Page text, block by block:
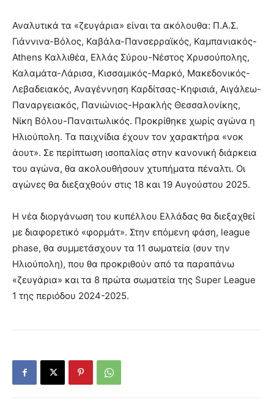
Αναλυτικά τα «ζευγάρια» είναι τα ακόλουθα: Π.Α.Σ.
Γιάννινα-Βόλος, Καβάλα-Πανσερραϊκός, Καμπανιακός-
Athens Καλλιθέα, Ελλάς Σύρου-Νέστος Χρυσούπολης,
Καλαμάτα-Λάρισα, Κισσαμικός-Μαρκό, Μακεδονικός-
Λεβαδειακός, Αναγέννηση Καρδίτσας-Κηφισιά, Αιγάλεω-
Παναργειακός, Πανιώνιος-Ηρακλής Θεσσαλονίκης,
Νίκη Βόλου-Παναιτωλικός. Προκρίθηκε χωρίς αγώνα η
Ηλιούπολη. Τα παιχνίδια έχουν τον χαρακτήρα «νοκ
άουτ». Σε περίπτωση ισοπαλίας στην κανονική διάρκεια
του αγώνα, θα ακολουθήσουν χτυπήματα πέναλτι. Οι
αγώνες θα διεξαχθούν στις 18 και 19 Αυγούστου 2025.
Η νέα διοργάνωση του κυπέλλου Ελλάδας θα διεξαχθεί
με διαφορετικό «φορμάτ». Στην επόμενη φάση, league
phase, θα συμμετάσχουν τα 11 σωματεία (συν την
Ηλιούπολη), που θα προκριθούν από τα παραπάνω
«ζευγάρια» και τα 8 πρώτα σωματεία της Super League
1 της περιόδου 2024-2025.